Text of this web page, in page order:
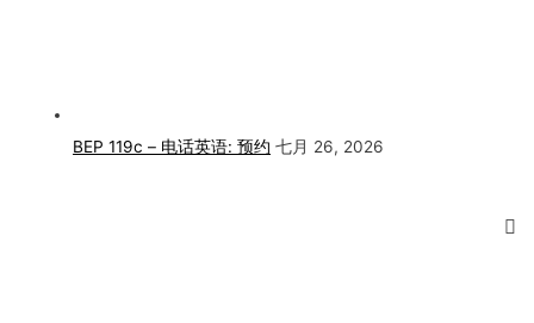
BEP 119c – 电话英语: 预约 七月 26, 2026